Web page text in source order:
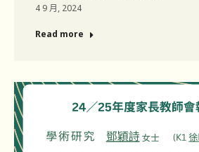
4 9 月, 2024
Read more